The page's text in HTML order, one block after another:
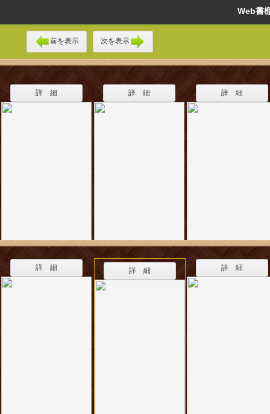
Web
前を表示 次を表示
詳 細 詳 細 詳 細
詳 細 詳 細 詳 細